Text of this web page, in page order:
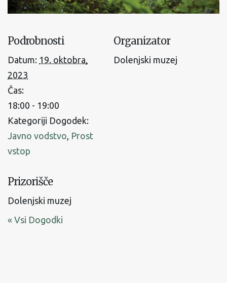
Podrobnosti
Datum: 19. oktobra,
2023
Čas:
18:00 - 19:00
Kategoriji Dogodek:
Javno vodstvo Prost
vstop
Organizator
Dolenjski muzej
Prizorišče
Dolenjski muzej
« Vsi Dogodki